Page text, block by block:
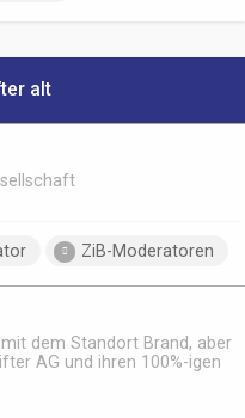
alt
ZiB-Moderatoren
dem Standort Brand, aber
AG und ihren 100%-igen